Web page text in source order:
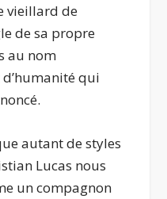
vieillard de
de sa propre
au nom
qui
autant de styles
Lucas nous
un compagnon